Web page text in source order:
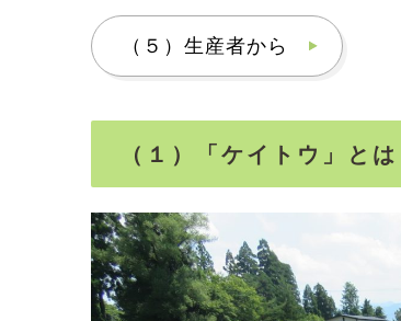
（５）生産者から
（１）「ケイトウ」とは